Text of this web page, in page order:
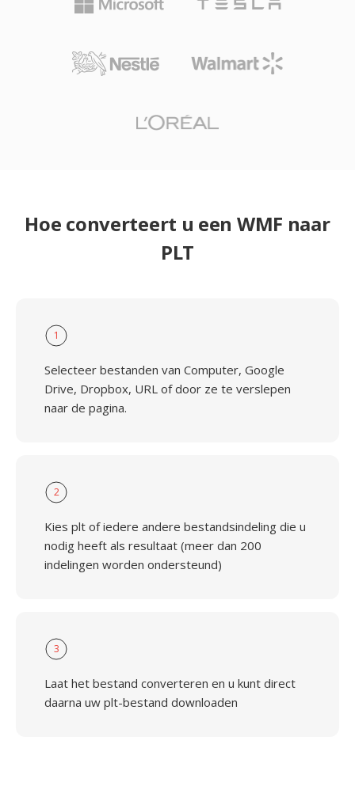
Hoe converteert u een WMF naar
PLT
1
Selecteer bestanden van Computer, Google
Drive, Dropbox, URL of door ze te verslepen
naar de pagina.
2
Kies plt of iedere andere bestandsindeling die u
nodig heeft als resultaat (meer dan 200
indelingen worden ondersteund)
3
Laat het bestand converteren en u kunt direct
daarna uw plt-bestand downloaden